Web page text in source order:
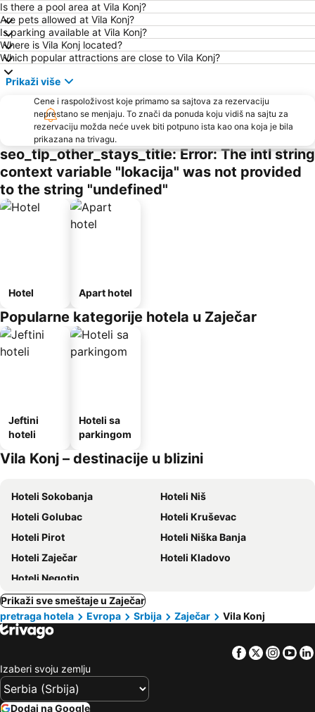
Is there a pool area at Vila Konj?
Are pets allowed at Vila Konj?
Is parking available at Vila Konj?
Where is Vila Konj located?
Which popular attractions are close to Vila Konj?
Prikaži više
Cene i raspoloživost koje primamo sa sajtova za rezervaciju
neprestano se menjaju. To znači da ponuda koju vidiš na sajtu za
rezervaciju možda neće uvek biti potpuno ista kao ona koja je bila
prikazana na trivagu.
seo_tlp_other_stays_title: Error: The intl string
context variable "lokacija" was not provided
to the string "undefined"
Hotel Apart hotel
Popularne kategorije hotela u Zaječar
Jeftini
hoteli
Hoteli sa
parkingom
Vila Konj – destinacije u blizini
Hoteli Sokobanja
Hoteli Niš
Hoteli Golubac
Hoteli Kruševac
Hoteli Pirot
Hoteli Niška Banja
Hoteli Zaječar
Hoteli Kladovo
Hoteli Negotin
Prikaži sve smeštaje u Zaječar
pretraga hotela
Evropa Srbija Zaječar Vila Konj
Facebook
Twitter
Izaberi svoju zemlju
Dodaj na Google